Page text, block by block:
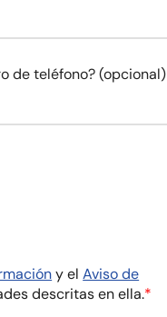
de teléfono? (opcional)
y elAviso de
descritas en ella.*